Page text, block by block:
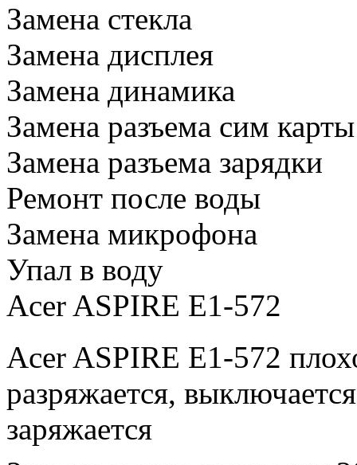
Замена стекла
Замена дисплея
Замена динамика
Замена разъема сим карты
Замена разъема зарядки
Ремонт после воды
Замена микрофона
Упал в воду
Acer ASPIRE E1-572
Acer ASPIRE E1-572
разряжается,
заряжается